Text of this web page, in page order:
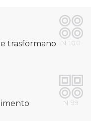
trasformano
N100
N 99